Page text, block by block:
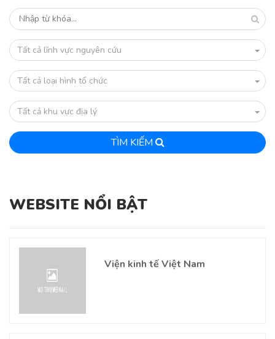
Tất cả lĩnh vực nguyên cứu
Tất cả loại hình tổ chức
Tất cả khu vực địa lý
TÌM KIẾM
WEBSITE NỔI BẬT
Viện kinh tế Việt Nam